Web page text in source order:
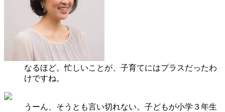
なるほど。忙しいことが、子育てにはプラスだったわ
けですね。
うーん、そうとも言い切れない。子どもが小学３年生